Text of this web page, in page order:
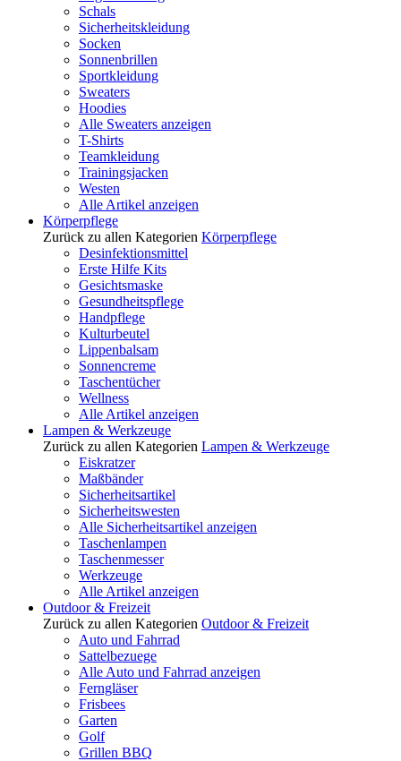
Schals
Sicherheitskleidung
Socken
Sonnenbrillen
Sportkleidung
Sweaters
Hoodies
Alle Sweaters anzeigen
T-Shirts
Teamkleidung
Trainingsjacken
Westen
Alle Artikel anzeigen
Körperpflege
Zurück zu allen Kategorien Körperpflege
Desinfektionsmittel
Erste Hilfe Kits
Gesichtsmaske
Gesundheitspflege
Handpflege
Kulturbeutel
Lippenbalsam
Sonnencreme
Taschentücher
Wellness
Alle Artikel anzeigen
Lampen & Werkzeuge
Zurück zu allen Kategorien Lampen & Werkzeuge
Eiskratzer
Maßbänder
Sicherheitsartikel
Sicherheitswesten
Alle Sicherheitsartikel anzeigen
Taschenlampen
Taschenmesser
Werkzeuge
Alle Artikel anzeigen
Outdoor & Freizeit
Zurück zu allen Kategorien Outdoor & Freizeit
Auto und Fahrrad
Sattelbezuege
Alle Auto und Fahrrad anzeigen
Ferngläser
Frisbees
Garten
Golf
Grillen BBQ